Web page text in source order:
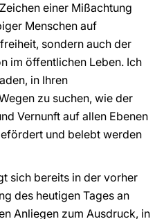
einer Mißachtung
Menschen auf
sondern auch der
im öffentlichen Leben. Ich
in Ihren
zu suchen, wie der
Vernunft auf allen Ebenen
und belebt werden
sich bereits in der vorher
des heutigen Tages an
Anliegen zum Ausdruck, in